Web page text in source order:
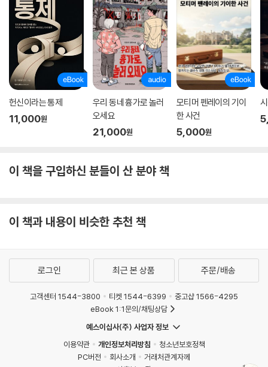
헌신이라는 통제
11,000원
우리 동네 흉가로 놀러
오세요
21,000원
모티머 펜레이의 기이
한 사건
5,000원
이 책을 구입하신 분들이 산 분야 책
이 책과 내용이 비슷한 추천 책
로그인 최근 본 상품 주문/배송
고객센터 1544-3800 티켓 1544-6399
중고샵 1566-4295
eBook 1:1문의/채팅상담
예스이십사(주) 사업자 정보
이용약관
개인정보처리방침
청소년보호정책
PC버전
회사소개
거래처관계자께